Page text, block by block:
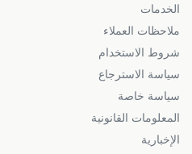
الخدمات
ملاحظات العملاء
شروط الاستخدام
سياسة الاسترجاع
سياسة خاصة
المعلومات القانونية
الإخبارية